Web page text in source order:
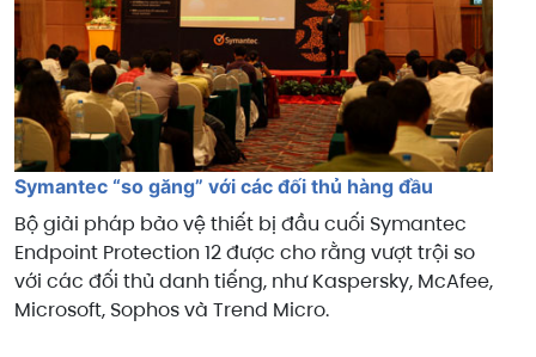
Symantec “so găng” với các đối thủ hàng đầu
Bộ giải pháp bảo vệ thiết bị đầu cuối Symantec
Endpoint Protection 12 được cho rằng vượt trội so
với các đối thủ danh tiếng, như Kaspersky, McAfee,
Microsoft, Sophos và Trend Micro.